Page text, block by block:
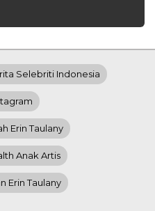
Selebriti Indonesia
Erin Taulany
Anak Artis
Erin Taulany